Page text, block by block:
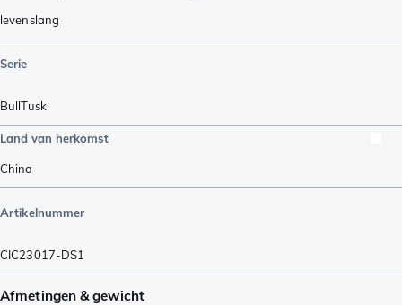
levenslang
Serie
BullTusk
Land van herkomst
China
Artikelnummer
CIC23017-DS1
Afmetingen & gewicht